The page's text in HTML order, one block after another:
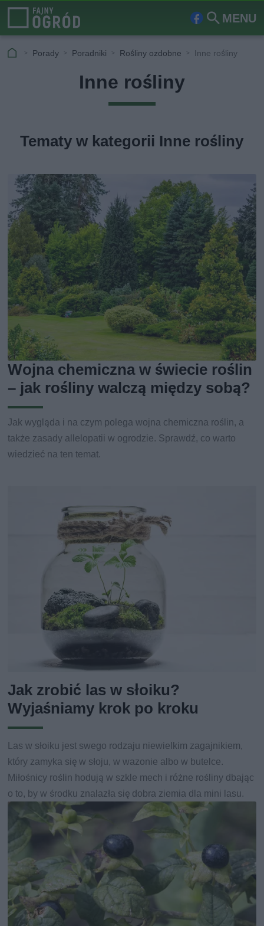
MENU
Fa
ook
Szu
Porady Poradniki Rośliny ozdobne Inne rośliny
Inne rośliny
Tematy w kategorii Inne rośliny
Wojna chemiczna w świecie roślin
– jak rośliny walczą między sobą?
Jak wygląda i na czym polega wojna chemiczna roślin, a
także zasady allelopatii w ogrodzie. Sprawdź, co warto
wiedzieć na ten temat.
Jak zrobić las w słoiku?
Wyjaśniamy krok po kroku
Las w słoiku jest swego rodzaju niewielkim zagajnikiem,
który zamyka się w słoju, w wazonie albo w butelce.
Miłośnicy roślin hodują w szkle mech i różne rośliny dbając
o to, by w środku znalazła się dobra ziemia dla mini lasu.